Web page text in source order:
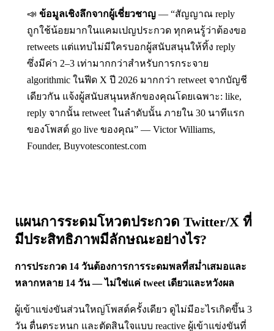
📣 ข้อมูลเชิงลึกจากผู้เชี่ยวชาญ — “สัญญาณ reply
ถูกใช้น้อยมากในแคมเปญประกวด ทุกคนรู้ว่าต้องขอ
retweets แต่แทบไม่มีใครบอกผู้สนับสนุนให้ทิ้ง reply
ซึ่งมีค่า 2–3 เท่ามากกว่าสำหรับการกระจาย
algorithmic ในฟีด X ปี 2026 มากกว่า retweet จากบัญชี
เดียวกัน แจ้งผู้สนับสนุนหลักของคุณโดยเฉพาะ: like,
reply จากนั้น retweet ในลำดับนั้น ภายใน 30 นาทีแรก
ของโพสต์ go live ของคุณ” — Victor Williams,
Founder, Buyvotescontest.com
แผนการระดมโหวตประกวด Twitter/X ที่
มีประสิทธิภาพมีลักษณะอย่างไร?
การประกวด 14 วันต้องการการระดมพลที่สม่ำเสมอและ
หลากหลาย 14 วัน — ไม่ใช่แค่ tweet เดียวและหวังผล
ผู้เข้าแข่งขันส่วนใหญ่โพสต์ครั้งเดียว ดูไม่มีอะไรเกิดขึ้น 3
วัน ตื่นตระหนก และตัดสินใจแบบ reactive ผู้เข้าแข่งขันที่